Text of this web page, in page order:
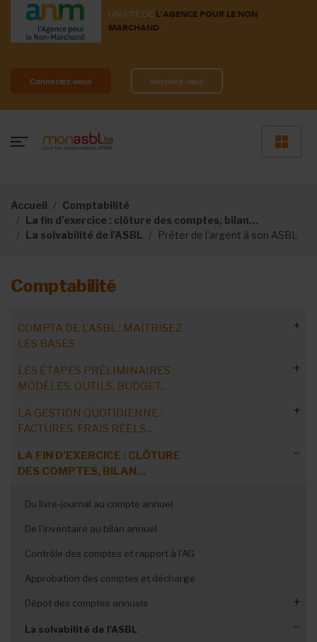
UN SITE DE L'AGENCE POUR LE NON
MARCHAND
Connectez-vous Inscrivez-vous
Accueil
Comptabilité
La fin d’exercice : clôture des comptes, bilan…
La solvabilité de l'ASBL
Prêter de l’argent à son ASBL
Comptabilité
COMPTA DE L'ASBL : MAÎTRISEZ
LES BASES
Comprendre les concepts-clés
Les acteurs de la comptabilité
Les catégories d’ASBL
Les différentes étapes de la compta
LES ÉTAPES PRÉLIMINAIRES :
MODÈLES, OUTILS, BUDGET...
Petites ASBL : le modèle comptable
Choisir ses outils comptables
LA GESTION QUOTIDIENNE :
FACTURES, FRAIS RÉELS...
Rédiger une facture
Peppol : facturation électronique
Lever des cotisations
Payer ses impôts
Régler la TVA
Remplir le livre journal
Gérer les pièces comptables
LA FIN D’EXERCICE : CLÔTURE
DES COMPTES, BILAN…
Du livre-journal au compte annuel
De l’inventaire au bilan annuel
Contrôle des comptes et rapport à l'AG
Approbation des comptes et décharge
Dépôt des comptes annuels
Dépôt à la BNB : quel format ?
La solvabilité de l'ASBL